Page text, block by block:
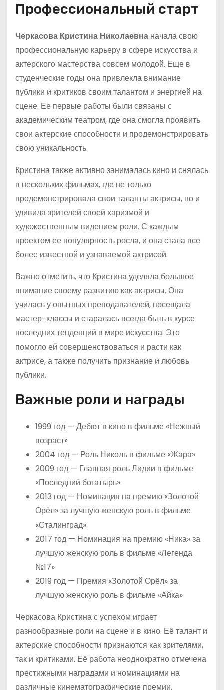
Профессиональный старт
Черкасова Кристина Николаевна начала свою
профессиональную карьеру в сфере искусства и
актерского мастерства совсем молодой. Еще в
студенческие годы она привлекла внимание
публики и критиков своим талантом и энергией на
сцене. Ее первые работы были связаны с
академическим театром, где она смогла проявить
свои актерские способности и продемонстрировать
свою уникальность.
Кристина также активно занималась кино и снялась
в нескольких фильмах, где не только
продемонстрировала свои таланты актрисы, но и
удивила зрителей своей харизмой и
художественным видением роли. С каждым
проектом ее популярность росла, и она стала все
более известной и узнаваемой актрисой.
Важно отметить, что Кристина уделяла большое
внимание своему развитию как актрисы. Она
училась у опытных преподавателей, посещала
мастер-классы и старалась всегда быть в курсе
последних тенденций в мире искусства. Это
помогло ей совершенствоваться и расти как
актрисе, а также получить признание и любовь
публики.
Важные роли и награды
1999 год — Дебют в кино в фильме «Нежный
возраст»
2004 год — Роль Николь в фильме «Жара»
2009 год — Главная роль Лидии в фильме
«Последний богатырь»
2013 год — Номинация на премию «Золотой
Орёл» за лучшую женскую роль в фильме
«Сталинград»
2017 год — Номинация на премию «Ника» за
лучшую женскую роль в фильме «Легенда
№17»
2019 год — Премия «Золотой Орёл» за
лучшую женскую роль в фильме «Айка»
Черкасова Кристина с успехом играет
разнообразные роли на сцене и в кино. Её талант и
актерские способности признаются как зрителями,
так и критиками. Её работа неоднократно отмечена
престижными наградами и номинациями на
различные кинематографические премии.